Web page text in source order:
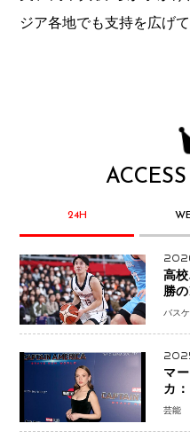
ジア各地でも支持を広げて
24H
高
勝
プ
バス
マ
カ
新
芸能